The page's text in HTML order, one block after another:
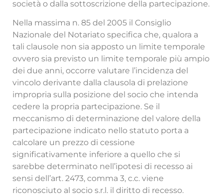
società o dalla sottoscrizione della partecipazione.
Nella massima n. 85 del 2005 il Consiglio
Nazionale del Notariato specifica che, qualora a
tali clausole non sia apposto un limite temporale
ovvero sia previsto un limite temporale più ampio
dei due anni, occorre valutare l’incidenza del
vincolo derivante dalla clausola di prelazione
impropria sulla posizione del socio che intenda
cedere la propria partecipazione. Se il
meccanismo di determinazione del valore della
partecipazione indicato nello statuto porta a
calcolare un prezzo di cessione
significativamente inferiore a quello che si
sarebbe determinato nell’ipotesi di recesso ai
sensi dell’art. 2473, comma 3, c.c. viene
riconosciuto al socio s.r.l. il diritto di recesso.